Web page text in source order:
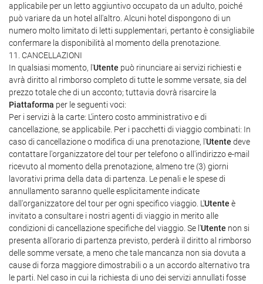
applicabile per un letto aggiuntivo occupato da un adulto, poiché
può variare da un hotel all'altro. Alcuni hotel dispongono di un
numero molto limitato di letti supplementari, pertanto è consigliabile
confermare la disponibilità al momento della prenotazione.
11. CANCELLAZIONI
In qualsiasi momento, l'Utente può rinunciare ai servizi richiesti e
avrà diritto al rimborso completo di tutte le somme versate, sia del
prezzo totale che di un acconto; tuttavia dovrà risarcire la
Piattaforma per le seguenti voci:
Per i servizi à la carte: L'intero costo amministrativo e di
cancellazione, se applicabile. Per i pacchetti di viaggio combinati: In
caso di cancellazione o modifica di una prenotazione, l'Utente deve
contattare l'organizzatore del tour per telefono o all'indirizzo e-mail
ricevuto al momento della prenotazione, almeno tre (3) giorni
lavorativi prima della data di partenza. Le penali e le spese di
annullamento saranno quelle esplicitamente indicate
dall'organizzatore del tour per ogni specifico viaggio. L'Utente è
invitato a consultare i nostri agenti di viaggio in merito alle
condizioni di cancellazione specifiche del viaggio. Se l'Utente non si
presenta all'orario di partenza previsto, perderà il diritto al rimborso
delle somme versate, a meno che tale mancanza non sia dovuta a
cause di forza maggiore dimostrabili o a un accordo alternativo tra
le parti. Nel caso in cui la richiesta di uno dei servizi annullati fosse